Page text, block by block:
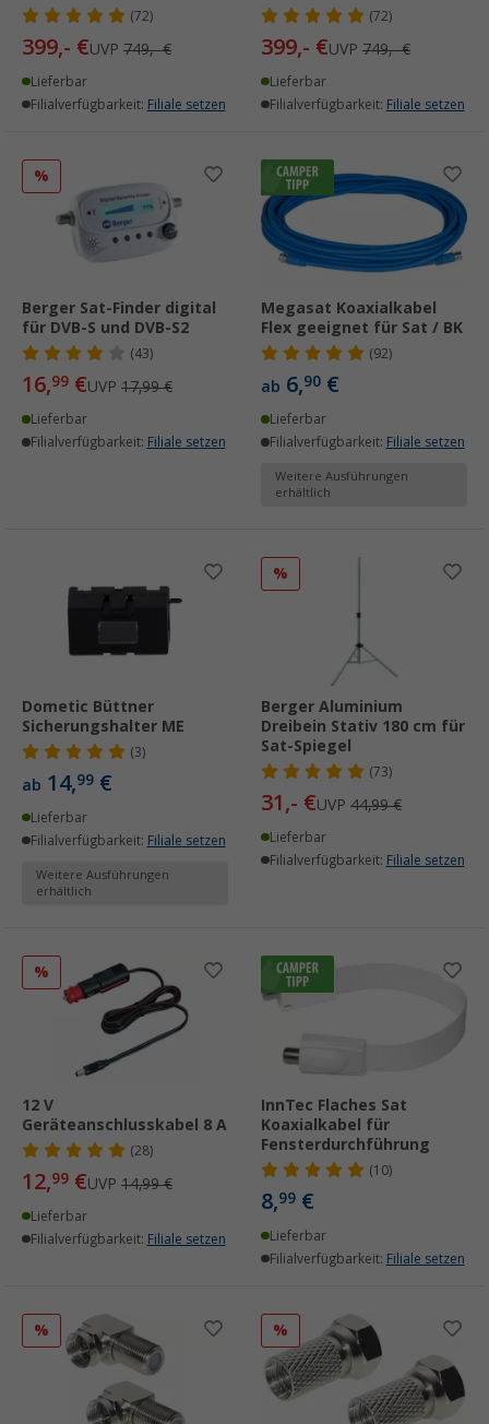
(72)
399,- €UVP 749,- €
Lieferbar
Filialverfügbarkeit: Filiale setzen
(72)
399,- €UVP 749,- €
Lieferbar
Filialverfügbarkeit: Filiale setzen
%
Berger Sat-Finder digital
für DVB-S und DVB-S2
(43)
16,99 €UVP 17,99 €
Lieferbar
Filialverfügbarkeit: Filiale setzen
Megasat Koaxialkabel
Flex geeignet für Sat / BK
(92)
ab 6,90 €
Lieferbar
Filialverfügbarkeit: Filiale setzen
Weitere Ausführungen
erhältlich
Dometic Büttner
Sicherungshalter ME
(3)
ab 14,99 €
Lieferbar
Filialverfügbarkeit: Filiale setzen
Weitere Ausführungen
erhältlich
%
Berger Aluminium
Dreibein Stativ 180 cm für
Sat-Spiegel
(73)
31,- €UVP 44,99 €
Lieferbar
Filialverfügbarkeit: Filiale setzen
%
12 V
Geräteanschlusskabel 8 A
(28)
12,99 €UVP 14,99 €
Lieferbar
Filialverfügbarkeit: Filiale setzen
InnTec Flaches Sat
Koaxialkabel für
Fensterdurchführung
(10)
8,99 €
Lieferbar
Filialverfügbarkeit: Filiale setzen
% %